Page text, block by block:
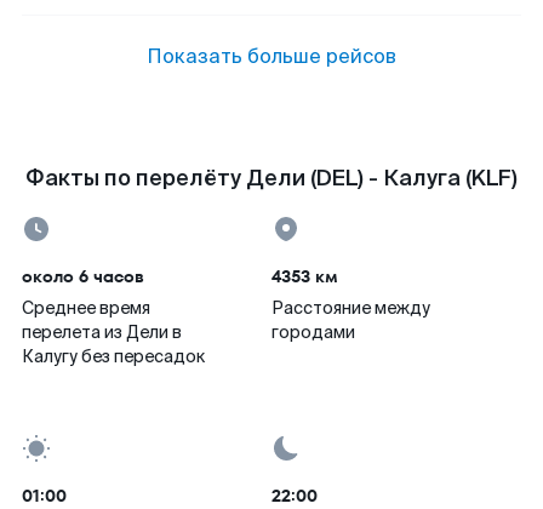
Показать больше рейсов
Факты по перелёту Дели (DEL) - Калуга (KLF)
около 6 часов
Среднее время
перелета из Дели в
Калугу без пересадок
4353 км
Расстояние между
городами
01:00 22:00